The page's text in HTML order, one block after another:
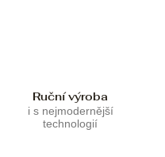
Ruční výroba
i s nejmodernější
technologií